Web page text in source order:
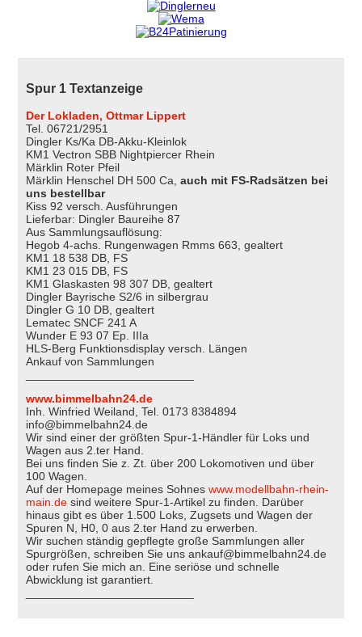
Spur 1 Textanzeige
Der Lokladen, Ottmar Lippert
Tel. 06721/2951
Dingler Ks/Ka DB-Akku-Kleinlok
KM1 Vectron SBB Nightpiercer Rhein
Märklin Roter Pfeil
Märklin Henschel DH 500 Ca,auch mit FS-Radsätzen bei
uns bestellbar
Kiss 92 versch. Ausführungen
Lieferbar: Dingler Baureihe 87
Aus Sammlungsauflösung:
Hegob 4-achs. Rungenwagen Rmms 663, gealtert
KM1 18 538 DB, FS
KM1 23 015 DB, FS
KM1 Glaskasten 98 307 DB, gealtert
Dingler Bayrische S2/6 in silbergrau
Dingler G 10 DB, gealtert
Lematec SNCF 241 A
Wunder E 93 07 Ep. IIIa
HLS-Berg Funktionsdisplay versch. Längen
Ankauf von Sammlungen
www.bimmelbahn24.de
Inh. Winfried Weiland, Tel. 0173 8384894
info@bimmelbahn24.de
Wir sind einer der größten Spur-1-Händler für Loks und
Wagen aus 2.ter Hand.
Bei uns finden Sie z. Zt. über 200 Lokomotiven und über
100 Wagen.
Auf der Homepage meines Sohneswww.modellbahn-rhein-
main.de sind weitere Spur-1-Artikel zu finden. Darüber
hinaus gibt es über 1.500 Loks, Zugsets und Wagen der
Spuren N, H0, 0 aus 2.ter Hand zu erwerben.
Wir suchen ständig gepflegte große Sammlungen aller
Spurgrößen, schreiben Sie uns ankauf@bimmelbahn24.de
oder rufen Sie mich an. Eine seriöse und schnelle
Abwicklung ist garantiert.